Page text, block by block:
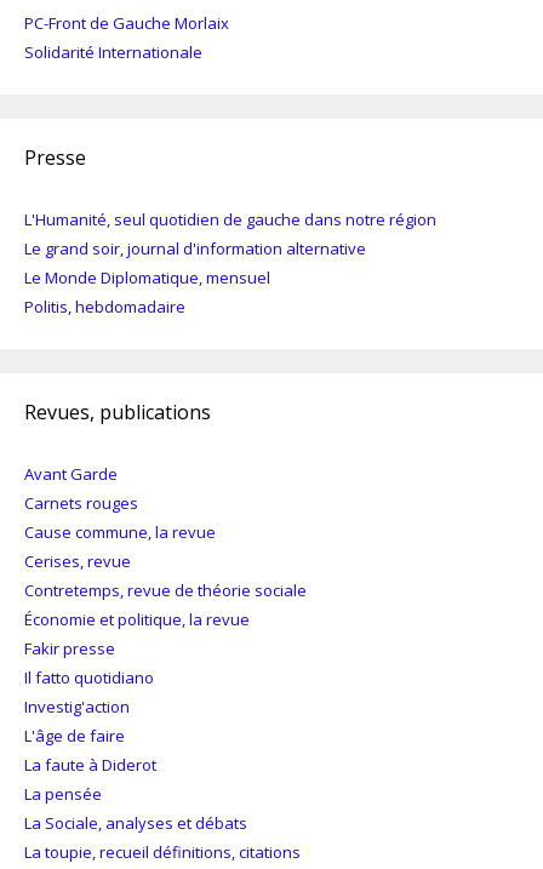
PC-Front de Gauche Morlaix
Solidarité Internationale
Presse
L'Humanité, seul quotidien de gauche dans notre région
Le grand soir, journal d'information alternative
Le Monde Diplomatique, mensuel
Politis, hebdomadaire
Revues, publications
Avant Garde
Carnets rouges
Cause commune, la revue
Cerises, revue
Contretemps, revue de théorie sociale
Économie et politique, la revue
Fakir presse
Il fatto quotidiano
Investig'action
L'âge de faire
La faute à Diderot
La pensée
La Sociale, analyses et débats
La toupie, recueil définitions, citations